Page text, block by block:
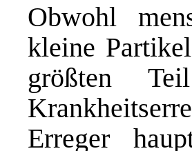
Obwohl
kleine
größten
Erreger